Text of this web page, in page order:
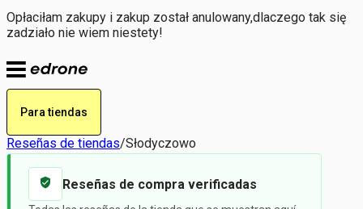
Opłaciłam zakupy i zakup został anulowany,dlaczego tak się
zadziało nie wiem niestety!
Para tiendas
Reseñas de tiendas/Słodyczowo
Reseñas de compra verificadas